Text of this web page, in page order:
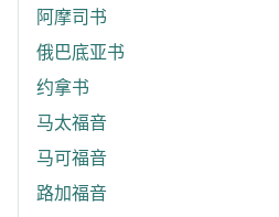
阿摩司书
俄巴底亚书
约拿书
马太福音
马可福音
路加福音